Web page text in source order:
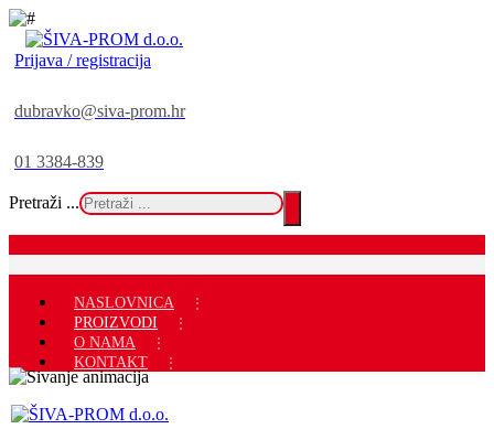
Prijava / registracija
dubravko@siva-prom.hr
01 3384-839
Pretraži ...
NASLOVNICA
PROIZVODI
O NAMA
KONTAKT